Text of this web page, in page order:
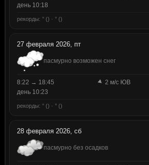
день 10:18
рекорды: ° () · ° ()
27 февраля 2026, пт
пасмурно возможен снег
8:22 → 18:45
2 м/с ЮВ
день 10:23
рекорды: ° () · ° ()
28 февраля 2026, сб
пасмурно без осадков